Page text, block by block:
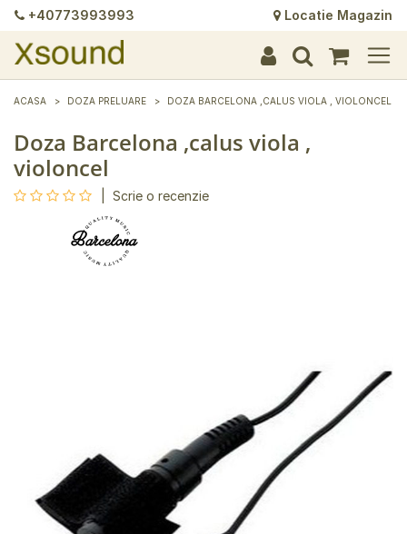
+40773993993 Locatie Magazin
+
+
+
+
+
+
+
+
+
+
+
+
+
+
ACASA DOZA PRELUARE DOZA BARCELONA ,CALUS VIOLA , VIOLONCEL
Doza Barcelona ,calus viola ,
violoncel
Scrie o recenzie